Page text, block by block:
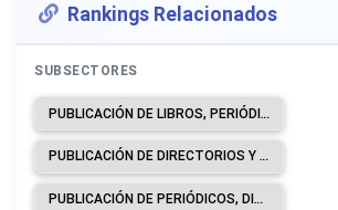
Rankings Relacionados
SUBSECTORES
PUBLICACIÓN DE LIBROS, PERIÓDICOS Y OTRAS ACTIVIDADES DE PUBLICACIÓN.
PUBLICACIÓN DE DIRECTORIOS Y DE LISTAS DE CORREO.
PUBLICACIÓN DE PERIÓDICOS, DIARIOS Y REVISTAS.